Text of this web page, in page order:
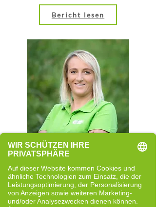
Bericht lesen
Rita Rainer
Quereinsteigerin
Neue Perspektiven und bewusste
Entwicklung